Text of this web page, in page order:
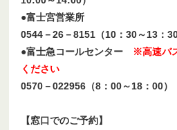
●富士宮営業所
0544－26－8151（10：30～13：30
●富士急コールセンター
※高速バ
ください
0570－022956（8：00～18：00）
【窓口でのご予約】